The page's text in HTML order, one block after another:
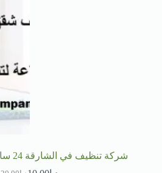
شركة تنظيف في الشارقة 24 ساعة : 0568950034